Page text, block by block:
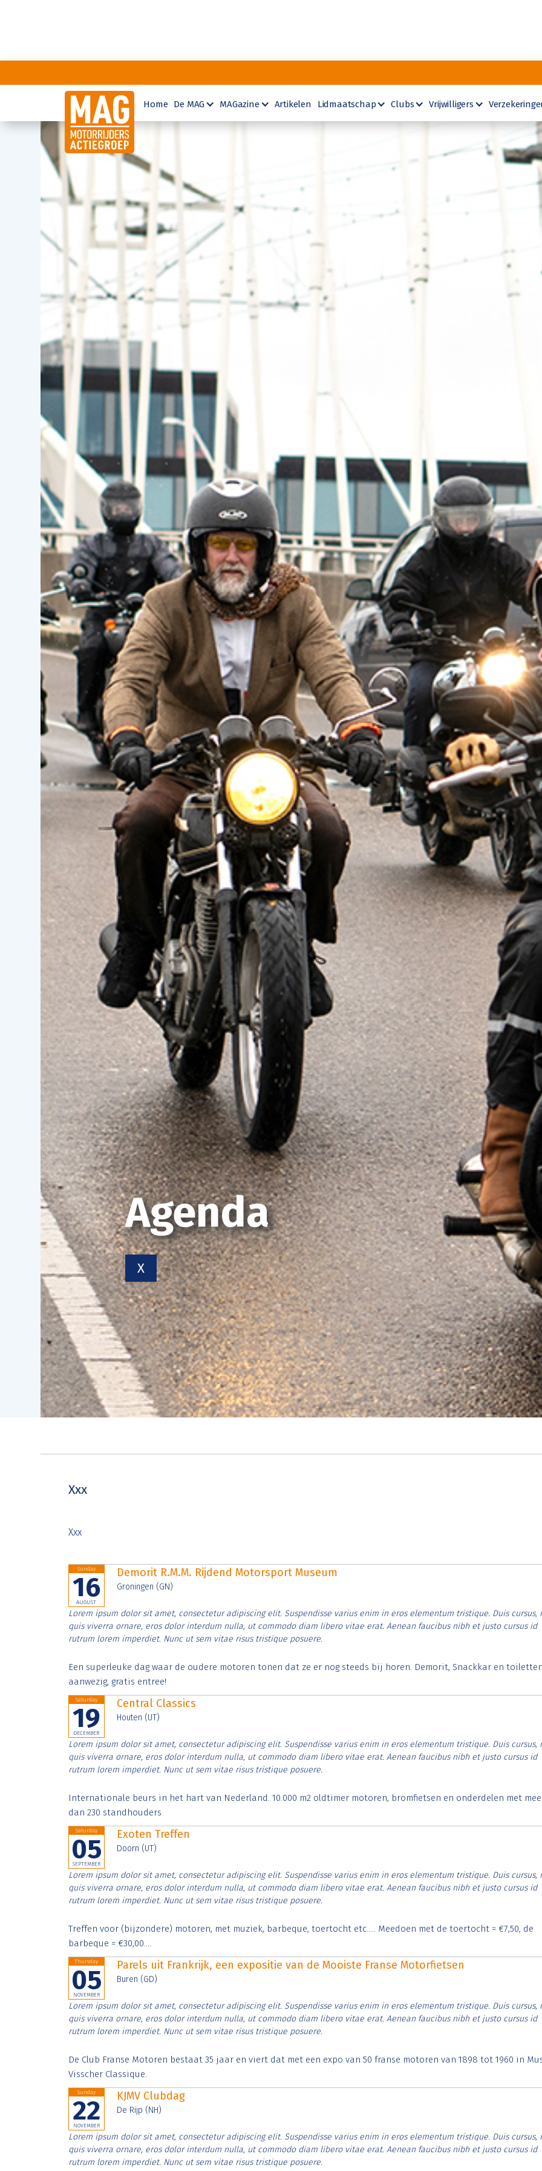
Home De MAG MAGazine Artikelen Lidmaatschap Clubs Vrijwilligers
Agenda
X
Xxx
Xxx
Sunday
16
AUGUST
Demorit R.M.M. Rijdend Motorsport Museum
Groningen (GN)
Lorem ipsum dolor sit amet, consectetur adipiscing elit. Suspendisse varius enim in eros elementum tristique. Duis cursus,
quis viverra ornare, eros dolor interdum nulla, ut commodo diam libero vitae erat. Aenean faucibus nibh et justo cursus id
rutrum lorem imperdiet. Nunc ut sem vitae risus tristique posuere.
Een superleuke dag waar de oudere motoren tonen dat ze er nog steeds bij horen. Demorit, Snackkar en
aanwezig, gratis entree!
Saturday
19
DECEMBER
Central Classics
Houten (UT)
Lorem ipsum dolor sit amet, consectetur adipiscing elit. Suspendisse varius enim in eros elementum tristique. Duis cursus,
quis viverra ornare, eros dolor interdum nulla, ut commodo diam libero vitae erat. Aenean faucibus nibh et justo cursus id
rutrum lorem imperdiet. Nunc ut sem vitae risus tristique posuere.
Internationale beurs in het hart van Nederland. 10.000 m2 oldtimer motoren, bromfietsen en onderdelen met
dan 230 standhouders
Saturday
05
SEPTEMBER
Exoten Treffen
Doorn (UT)
Lorem ipsum dolor sit amet, consectetur adipiscing elit. Suspendisse varius enim in eros elementum tristique. Duis cursus,
quis viverra ornare, eros dolor interdum nulla, ut commodo diam libero vitae erat. Aenean faucibus nibh et justo cursus id
rutrum lorem imperdiet. Nunc ut sem vitae risus tristique posuere.
Treffen voor (bijzondere) motoren, met muziek, barbeque, toertocht etc..... Meedoen met de toertocht = €7,50, de
barbeque = €30,00....
Thursday
05
NOVEMBER
Parels uit Frankrijk, een expositie van de Mooiste Franse Motorfietsen
Buren (GD)
Lorem ipsum dolor sit amet, consectetur adipiscing elit. Suspendisse varius enim in eros elementum tristique. Duis cursus,
quis viverra ornare, eros dolor interdum nulla, ut commodo diam libero vitae erat. Aenean faucibus nibh et justo cursus id
rutrum lorem imperdiet. Nunc ut sem vitae risus tristique posuere.
De Club Franse Motoren bestaat 35 jaar en viert dat met een expo van 50 franse motoren van 1898 tot 1960 in
Visscher Classique.
Sunday
22
NOVEMBER
KJMV Clubdag
De Rijp (NH)
Lorem ipsum dolor sit amet, consectetur adipiscing elit. Suspendisse varius enim in eros elementum tristique. Duis cursus,
quis viverra ornare, eros dolor interdum nulla, ut commodo diam libero vitae erat. Aenean faucibus nibh et justo cursus id
rutrum lorem imperdiet. Nunc ut sem vitae risus tristique posuere.